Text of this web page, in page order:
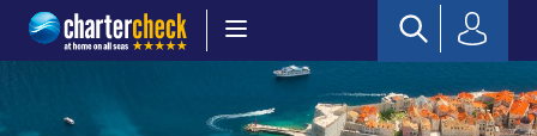
Chartercheck